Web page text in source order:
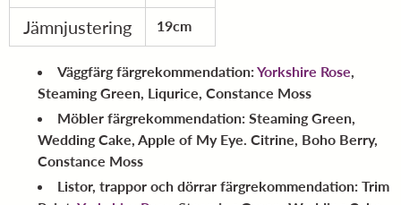
Jämnjustering 19cm
Väggfärg färgrekommendation: Yorkshire Rose
Steaming Green, Liqurice, Constance Moss
Möbler färgrekommendation: Steaming Green,
Wedding Cake, Apple of My Eye. Citrine, Boho Berry,
Constance Moss
Listor, trappor och dörrar färgrekommendation: Trim